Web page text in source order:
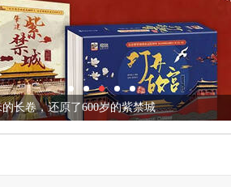
长卷，还原了600岁的紫禁城